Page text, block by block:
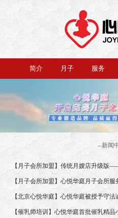
简介 月子 服务
--新闻
【月子会所加盟】传统月嫂店升级版
【月子会所加盟】心悦华庭月子会所
【北京心悦华庭】心悦华庭被授予守
【催乳师培训】心悦华庭首批催乳精品